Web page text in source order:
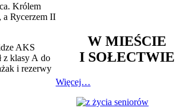
Królem
a Rycerzem II
AKS
z klasy A do
i rezerwy
W MIEŚCIE
I SOŁECTWIE
Więcej…